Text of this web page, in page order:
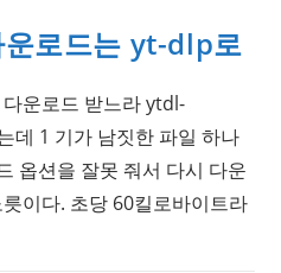
로드는 yt-dlp로
운로드 받느라 ytdl-
1 기가 남짓한 파일 하나
옵션을 잘못 줘서 다시 다운
이다. 초당 60킬로바이트라